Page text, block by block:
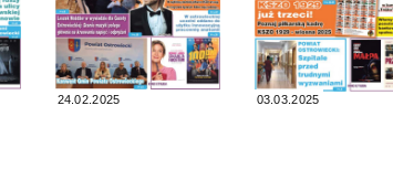
24.02.2025 03.03.2025